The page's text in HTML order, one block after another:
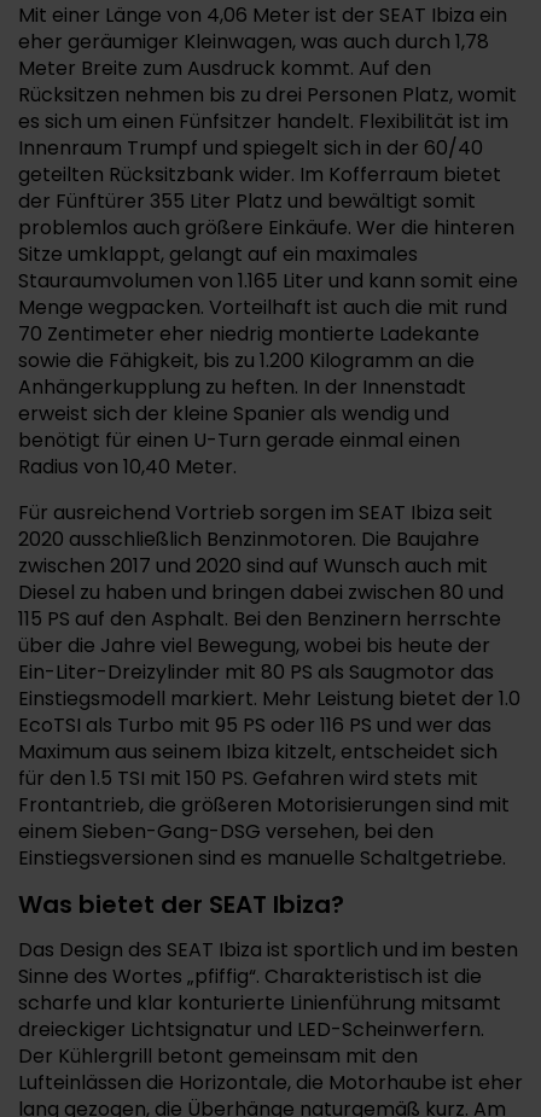
Mit einer Länge von 4,06 Meter ist der SEAT Ibiza ein
eher geräumiger Kleinwagen, was auch durch 1,78
Meter Breite zum Ausdruck kommt. Auf den
Rücksitzen nehmen bis zu drei Personen Platz, womit
es sich um einen Fünfsitzer handelt. Flexibilität ist im
Innenraum Trumpf und spiegelt sich in der 60/40
geteilten Rücksitzbank wider. Im Kofferraum bietet
der Fünftürer 355 Liter Platz und bewältigt somit
problemlos auch größere Einkäufe. Wer die hinteren
Sitze umklappt, gelangt auf ein maximales
Stauraumvolumen von 1.165 Liter und kann somit eine
Menge wegpacken. Vorteilhaft ist auch die mit rund
70 Zentimeter eher niedrig montierte Ladekante
sowie die Fähigkeit, bis zu 1.200 Kilogramm an die
Anhängerkupplung zu heften. In der Innenstadt
erweist sich der kleine Spanier als wendig und
benötigt für einen U-Turn gerade einmal einen
Radius von 10,40 Meter.
Für ausreichend Vortrieb sorgen im SEAT Ibiza seit
2020 ausschließlich Benzinmotoren. Die Baujahre
zwischen 2017 und 2020 sind auf Wunsch auch mit
Diesel zu haben und bringen dabei zwischen 80 und
115 PS auf den Asphalt. Bei den Benzinern herrschte
über die Jahre viel Bewegung, wobei bis heute der
Ein-Liter-Dreizylinder mit 80 PS als Saugmotor das
Einstiegsmodell markiert. Mehr Leistung bietet der 1.0
EcoTSI als Turbo mit 95 PS oder 116 PS und wer das
Maximum aus seinem Ibiza kitzelt, entscheidet sich
für den 1.5 TSI mit 150 PS. Gefahren wird stets mit
Frontantrieb, die größeren Motorisierungen sind mit
einem Sieben-Gang-DSG versehen, bei den
Einstiegsversionen sind es manuelle Schaltgetriebe.
Was bietet der SEAT Ibiza?
Das Design des SEAT Ibiza ist sportlich und im besten
Sinne des Wortes „pfiffig“. Charakteristisch ist die
scharfe und klar konturierte Linienführung mitsamt
dreieckiger Lichtsignatur und LED-Scheinwerfern.
Der Kühlergrill betont gemeinsam mit den
Lufteinlässen die Horizontale, die Motorhaube ist eher
lang gezogen, die Überhänge naturgemäß kurz. Am